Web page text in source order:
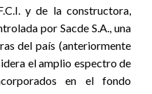
y de la constructora,
por Sacde S.A., una
del país (anteriormente
el amplio espectro de
en el fondo